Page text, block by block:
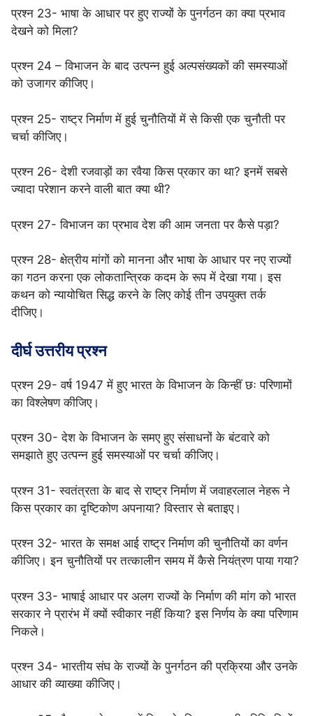
प्रश्न 23- भाषा के आधार पर हुए राज्यों के पुनर्गठन का क्या प्रभाव
देखने को मिला?
प्रश्न 24 – विभाजन के बाद उत्पन्न हुई अल्पसंख्यकों की समस्याओं
को उजागर कीजिए।
प्रश्न 25- राष्ट्र निर्माण में हुई चुनौतियों में से किसी एक चुनौती पर
चर्चा कीजिए।
प्रश्न 26- देशी रजवाड़ों का रवैया किस प्रकार का था? इनमें सबसे
ज्यादा परेशान करने वाली बात क्या थी?
प्रश्न 27- विभाजन का प्रभाव देश की आम जनता पर कैसे पड़ा?
प्रश्न 28- क्षेत्रीय मांगों को मानना और भाषा के आधार पर नए राज्यों
का गठन करना एक लोकतान्त्रिक कदम के रूप में देखा गया। इस
कथन को न्यायोचित सिद्ध करने के लिए कोई तीन उपयुक्त तर्क
दीजिए।
दीर्घ उत्तरीय प्रश्न
प्रश्न 29- वर्ष 1947 में हुए भारत के विभाजन के किन्हीं छः परिणामों
का विश्लेषण कीजिए।
प्रश्न 30- देश के विभाजन के समए हुए संसाधनों के बंटवारे को
समझाते हुए उत्पन्न हुई समस्याओं पर चर्चा कीजिए।
प्रश्न 31- स्वतंत्रता के बाद से राष्ट्र निर्माण में जवाहरलाल नेहरू ने
किस प्रकार का दृष्टिकोण अपनाया? विस्तार से बताइए।
प्रश्न 32- भारत के समक्ष आई राष्ट्र निर्माण की चुनौतियों का वर्णन
कीजिए। इन चुनौतियों पर तत्कालीन समय में कैसे नियंत्रण पाया गया?
प्रश्न 33- भाषाई आधार पर अलग राज्यों के निर्माण की मांग को भारत
सरकार ने प्रारंभ में क्यों स्वीकार नहीं किया? इस निर्णय के क्या परिणाम
निकले।
प्रश्न 34- भारतीय संघ के राज्यों के पुनर्गठन की प्रक्रिया और उनके
आधार की व्याख्या कीजिए।